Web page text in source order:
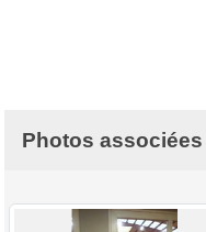
Photos